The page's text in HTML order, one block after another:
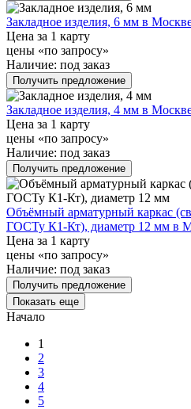
Закладное изделия, 6 мм в
Цена за 1 карту
цены «по запросу»
Наличие: под заказ
Получить предложение
Закладное изделия, 4 мм в
Цена за 1 карту
цены «по запросу»
Наличие: под заказ
Получить предложение
Объёмный арматурный каркас
ГОСТу К1-Кт), диаметр 12 мм в
Цена за 1 карту
цены «по запросу»
Наличие: под заказ
Получить предложение
Показать еще
Начало
1
2
3
4
5